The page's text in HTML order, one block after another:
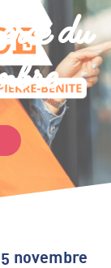
du
novembre